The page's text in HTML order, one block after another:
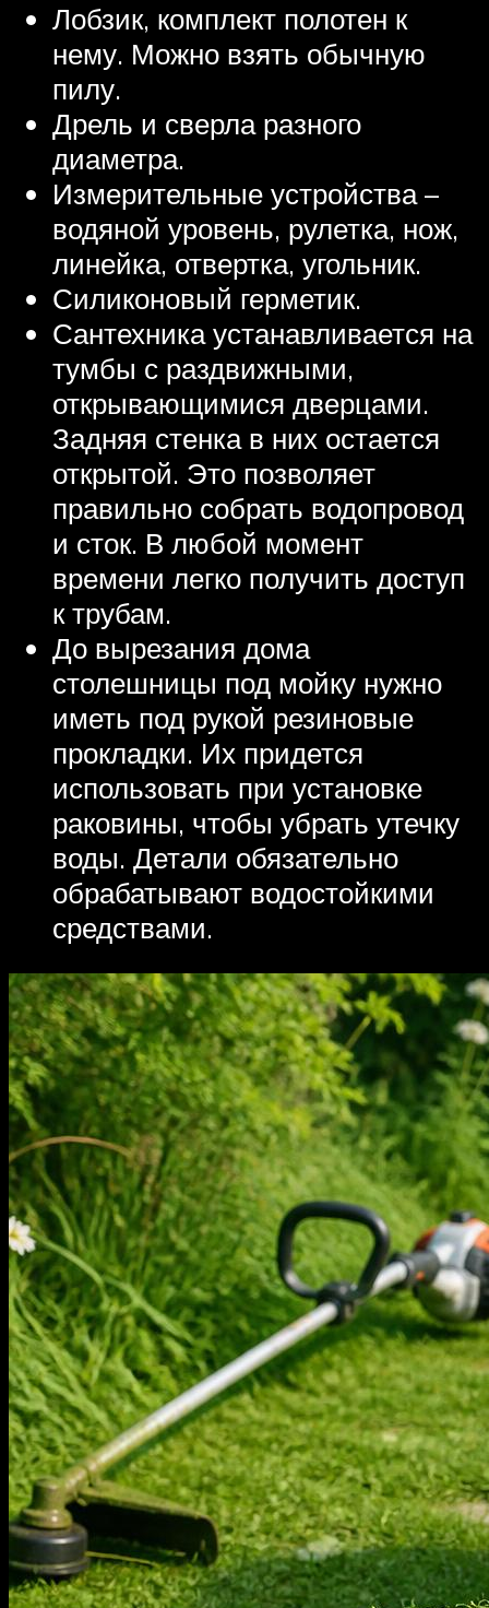
Лобзик, комплект полотен к
нему. Можно взять обычную
пилу.
Дрель и сверла разного
диаметра.
Измерительные устройства –
водяной уровень, рулетка, нож,
линейка, отвертка, угольник.
Силиконовый герметик.
Сантехника устанавливается на
тумбы с раздвижными,
открывающимися дверцами.
Задняя стенка в них остается
открытой. Это позволяет
правильно собрать водопровод
и сток. В любой момент
времени легко получить доступ
к трубам.
До вырезания дома
столешницы под мойку нужно
иметь под рукой резиновые
прокладки. Их придется
использовать при установке
раковины, чтобы убрать утечку
воды. Детали обязательно
обрабатывают водостойкими
средствами.